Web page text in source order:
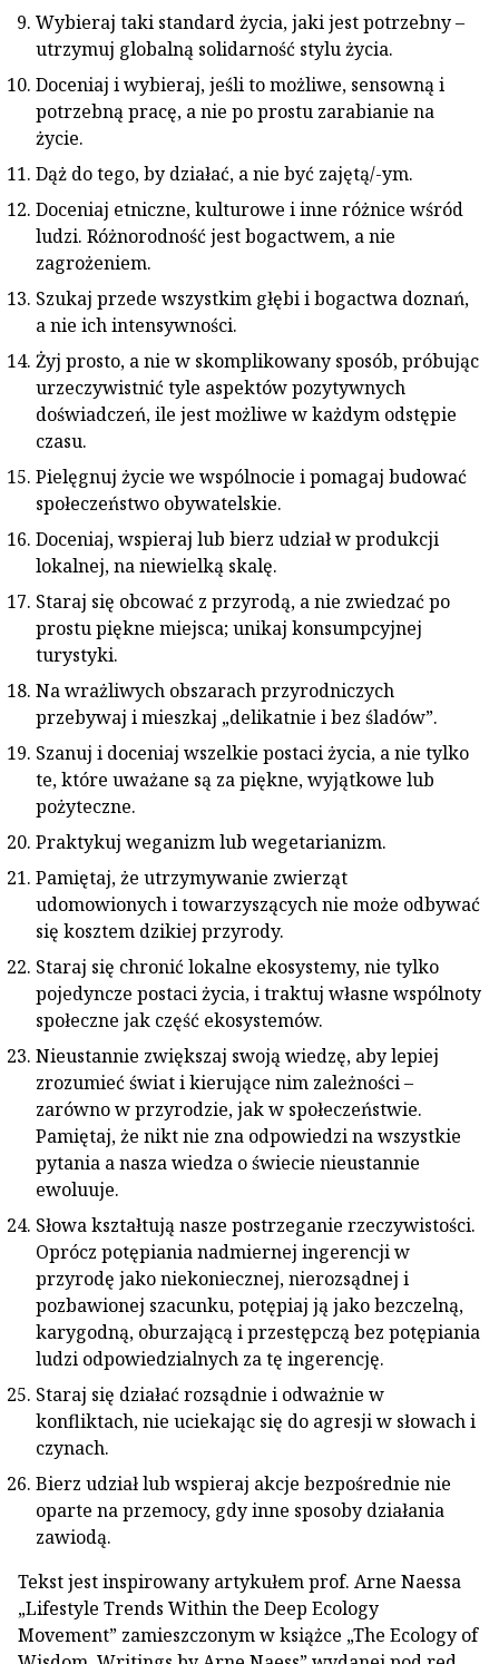
Wybieraj taki standard życia, jaki jest potrzebny –
utrzymuj globalną solidarność stylu życia.
Doceniaj i wybieraj, jeśli to możliwe, sensowną i
potrzebną pracę, a nie po prostu zarabianie na
życie.
Dąż do tego, by działać, a nie być zajętą/-ym.
Doceniaj etniczne, kulturowe i inne różnice wśród
ludzi. Różnorodność jest bogactwem, a nie
zagrożeniem.
Szukaj przede wszystkim głębi i bogactwa doznań,
a nie ich intensywności.
Żyj prosto, a nie w skomplikowany sposób, próbując
urzeczywistnić tyle aspektów pozytywnych
doświadczeń, ile jest możliwe w każdym odstępie
czasu.
Pielęgnuj życie we wspólnocie i pomagaj budować
społeczeństwo obywatelskie.
Doceniaj, wspieraj lub bierz udział w produkcji
lokalnej, na niewielką skalę.
Staraj się obcować z przyrodą, a nie zwiedzać po
prostu piękne miejsca; unikaj konsumpcyjnej
turystyki.
Na wrażliwych obszarach przyrodniczych
przebywaj i mieszkaj „delikatnie i bez śladów”.
Szanuj i doceniaj wszelkie postaci życia, a nie tylko
te, które uważane są za piękne, wyjątkowe lub
pożyteczne.
Praktykuj weganizm lub wegetarianizm.
Pamiętaj, że utrzymywanie zwierząt
udomowionych i towarzyszących nie może odbywać
się kosztem dzikiej przyrody.
Staraj się chronić lokalne ekosystemy, nie tylko
pojedyncze postaci życia, i traktuj własne wspólnoty
społeczne jak część ekosystemów.
Nieustannie zwiększaj swoją wiedzę, aby lepiej
zrozumieć świat i kierujące nim zależności –
zarówno w przyrodzie, jak w społeczeństwie.
Pamiętaj, że nikt nie zna odpowiedzi na wszystkie
pytania a nasza wiedza o świecie nieustannie
ewoluuje.
Słowa kształtują nasze postrzeganie rzeczywistości.
Oprócz potępiania nadmiernej ingerencji w
przyrodę jako niekoniecznej, nierozsądnej i
pozbawionej szacunku, potępiaj ją jako bezczelną,
karygodną, oburzającą i przestępczą bez potępiania
ludzi odpowiedzialnych za tę ingerencję.
Staraj się działać rozsądnie i odważnie w
konfliktach, nie uciekając się do agresji w słowach i
czynach.
Bierz udział lub wspieraj akcje bezpośrednie nie
oparte na przemocy, gdy inne sposoby działania
zawiodą.
Tekst jest inspirowany artykułem prof. Arne Naessa
„Lifestyle Trends Within the Deep Ecology
Movement” zamieszczonym w książce „The Ecology of